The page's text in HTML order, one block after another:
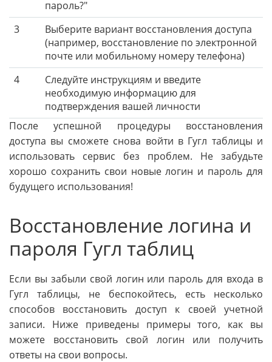
пароль?"
3
Выберите вариант восстановления доступа
(например, восстановление по электронной
почте или мобильному номеру телефона)
4
Следуйте инструкциям и введите
необходимую информацию для
подтверждения вашей личности
После успешной процедуры восстановления
доступа вы сможете снова войти в Гугл таблицы и
использовать сервис без проблем. Не забудьте
хорошо сохранить свои новые логин и пароль для
будущего использования!
Восстановление логина и
пароля Гугл таблиц
Если вы забыли свой логин или пароль для входа в
Гугл таблицы, не беспокойтесь, есть несколько
способов восстановить доступ к своей учетной
записи. Ниже приведены примеры того, как вы
можете восстановить свой логин или получить
ответы на свои вопросы.